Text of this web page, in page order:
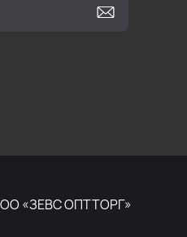
«ЗЕВС ОПТТОРГ»